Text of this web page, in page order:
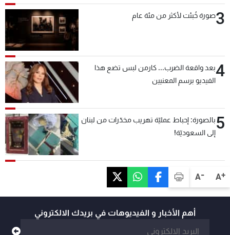
A+
A-
3صورة خُبئت لأكثر من مئة عام
4بعد واقعة الضرب... كارمن لبس تضع هذا
الفيديو برسم المعنيين
5بالصورة: إحباط عمليّة تهريب مخدّرات من لبنان
إلى السعوديّة!
أهم الأخبار و الفيديوهات في بريدك الالكتروني